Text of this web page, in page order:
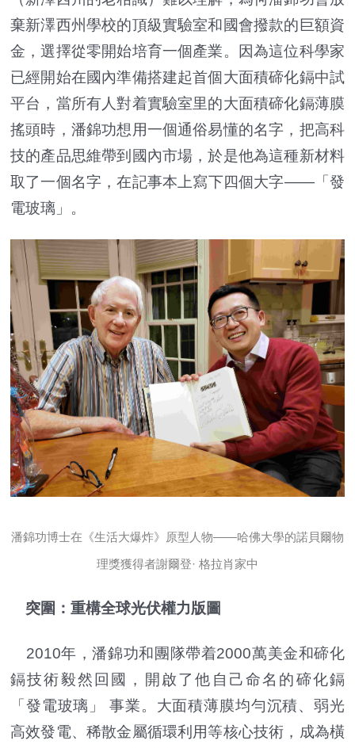
棄新澤西州學校的頂級實驗室和國會撥款的巨額資
金，選擇從零開始培育一個產業。因為這位科學家
已經開始在國內準備搭建起首個大面積碲化鎘中試
平台，當所有人對着實驗室里的大面積碲化鎘薄膜
搖頭時，潘錦功想用一個通俗易懂的名字，把高科
技的產品思維帶到國內市場，於是他為這種新材料
取了一個名字，在記事本上寫下四個大字——「發
電玻璃」。
潘錦功博士在《生活大爆炸》原型人物——哈佛大學的諾貝爾物
理獎獲得者謝爾登· 格拉肖家中
突圍：重構全球光伏權力版圖
2010年，潘錦功和團隊帶着2000萬美金和碲化
鎘技術毅然回國，開啟了他自己命名的碲化鎘
「發電玻璃」 事業。大面積薄膜均勻沉積、弱光
高效發電、稀散金屬循環利用等核心技術，成為橫